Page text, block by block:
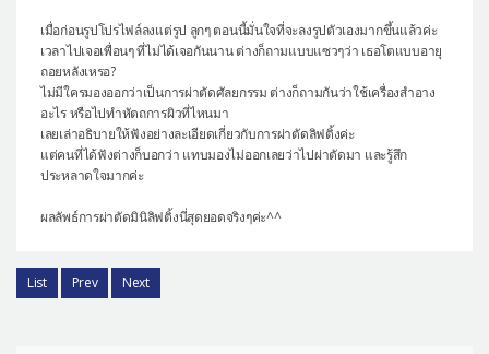
เมื่อก่อนรูปโปรไฟล์ลงแต่รูป ลูกๆ ตอนนี้มั่นใจที่จะลงรูปตัวเองมากขึ้นแล้วค่ะ
เวลาไปเจอเพื่อนๆ ที่ไม่ได้เจอกันนาน ต่างก็ถามแบบแซวๆว่า เธอโตแบบอายุ
ถอยหลังเหรอ?
ไม่มีใครมองออกว่าเป็นการผ่าตัดศัลยกรรม ต่างก็ถามกันว่าใช้เครื่องสำอาง
อะไร หรือไปทำหัตถการผิวที่ไหนมา
เลยเล่าอธิบายให้ฟังอย่างละเอียดเกี่ยวกับการผ่าตัดลิฟติ้งค่ะ
แต่คนที่ได้ฟังต่างก็บอกว่า แทบมองไม่ออกเลยว่าไปผ่าตัดมา และรู้สึก
ประหลาดใจมากค่ะ
ผลลัพธ์การผ่าตัดมินิลิฟติ้งนี่สุดยอดจริงๆค่ะ^^
List Prev Next